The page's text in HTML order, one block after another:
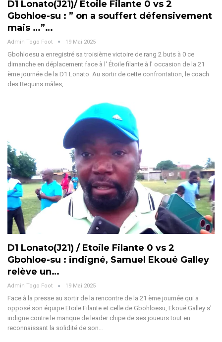
D1 Lonato(J21)/ Etoile Filante 0 vs 2
Gbohloe-su : ” on a souffert défensivement
mais …”…
Admin Togo Foot 19 Mai 2025
Gbohloesu a enregistré sa troisième victoire de rang 2 buts à 0 ce
dimanche en déplacement face à l' Étoile filante à l' occasion de la 21
ème journée de la D1 Lonato. Au sortir de cette confrontation, le coach
des Requins mâles,
D1 Lonato(J21) / Etoile Filante 0 vs 2
Gbohloe-su : indigné, Samuel Ekoué Galley
relève un…
Admin Togo Foot 19 Mai 2025
Face à la presse au sortir de la rencontre de la 21 ème journée qui a
opposé son équipe Etoile Filante et celle de Gbohloesu, Ekoué Galley s'
indigne contre le manque de leader chipe de ses joueurs tout en
reconnaissant la solidité de son…